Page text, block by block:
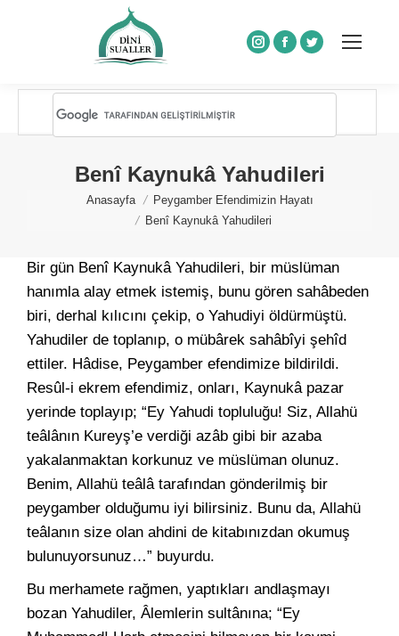
Instagram
Facebook
Twitter
Benî Kaynukâ Yahudileri
You are here:
Anasayfa
Peygamber Efendimizin Hayatı
Benî Kaynukâ Yahudileri
Bir gün Benî Kaynukâ Yahudileri, bir müslüman
hanımla alay etmek istemiş, bunu gören sahâbeden
biri, derhal kılıcını çekip, o Yahudiyi öldürmüştü.
Yahudiler de toplanıp, o mübârek sahâbîyi şehîd
ettiler. Hâdise, Peygamber efendimize bildirildi.
Resûl-i ekrem efendimiz, onları, Kaynukâ pazar
yerinde toplayıp; “Ey Yahudi topluluğu! Siz, Allahü
teâlânın Kureyş’e verdiği azâb gibi bir azaba
yakalanmaktan korkunuz ve müslüman olunuz.
Benim, Allahü teâlâ tarafından gönderilmiş bir
peygamber olduğumu iyi bilirsiniz. Bunu da, Allahü
teâlanın size olan ahdini de kitabınızdan okumuş
bulunuyorsunuz…” buyurdu.
Bu merhamete rağmen, yaptıkları andlaşmayı
bozan Yahudiler, Âlemlerin sultânına; “Ey